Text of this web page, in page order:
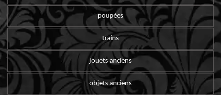
poupées
trains
jouets anciens
objets anciens